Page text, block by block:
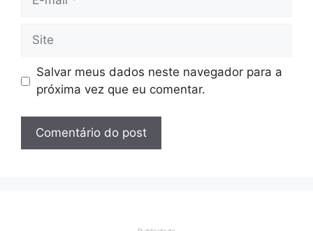
Site
Salvar meus dados neste navegador para a
próxima vez que eu comentar.